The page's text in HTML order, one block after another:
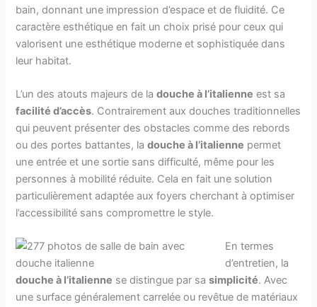
bain, donnant une impression d’espace et de fluidité. Ce
caractère esthétique en fait un choix prisé pour ceux qui
valorisent une esthétique moderne et sophistiquée dans
leur habitat.
L’un des atouts majeurs de ladouche à l’italienne est sa
facilité d’accès. Contrairement aux douches traditionnelles
qui peuvent présenter des obstacles comme des rebords
ou des portes battantes, ladouche à l’italienne permet
une entrée et une sortie sans difficulté, même pour les
personnes à mobilité réduite. Cela en fait une solution
particulièrement adaptée aux foyers cherchant à optimiser
l’accessibilité sans compromettre le style.
En termes
d’entretien, la
douche à l’italienne se distingue par sasimplicité. Avec
une surface généralement carrelée ou revêtue de matériaux